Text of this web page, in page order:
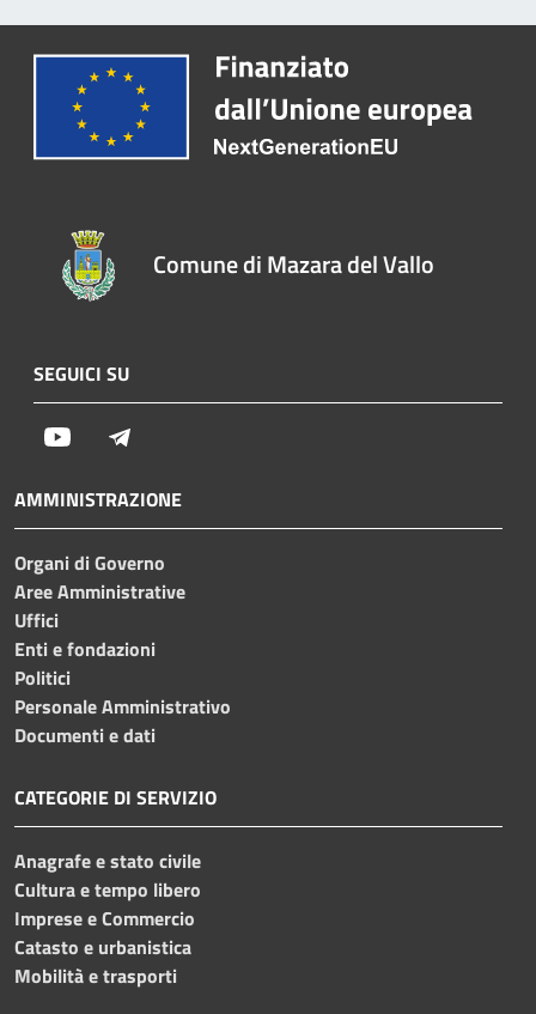
Comune di Mazara del Vallo
SEGUICI SU
Youtube
AMMINISTRAZIONE
Organi di Governo
Aree Amministrative
Uffici
Enti e fondazioni
Politici
Personale Amministrativo
Documenti e dati
CATEGORIE DI SERVIZIO
Anagrafe e stato civile
Cultura e tempo libero
Imprese e Commercio
Catasto e urbanistica
Mobilità e trasporti